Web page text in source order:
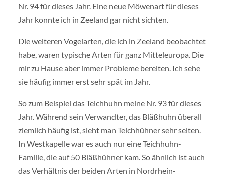
Nr. 94 für dieses Jahr. Eine neue Möwenart für dieses
Jahr konnte ich in Zeeland gar nicht sichten.
Die weiteren Vogelarten, die ich in Zeeland beobachtet
habe, waren typische Arten für ganz Mitteleuropa. Die
mir zu Hause aber immer Probleme bereiten. Ich sehe
sie häufig immer erst sehr spät im Jahr.
So zum Beispiel das Teichhuhn meine Nr. 93 für dieses
Jahr. Während sein Verwandter, das Bläßhuhn überall
ziemlich häufig ist, sieht man Teichhühner sehr selten.
In Westkapelle war es auch nur eine Teichhuhn-
Familie, die auf 50 Bläßhühner kam. So ähnlich ist auch
das Verhältnis der beiden Arten in Nordrhein-